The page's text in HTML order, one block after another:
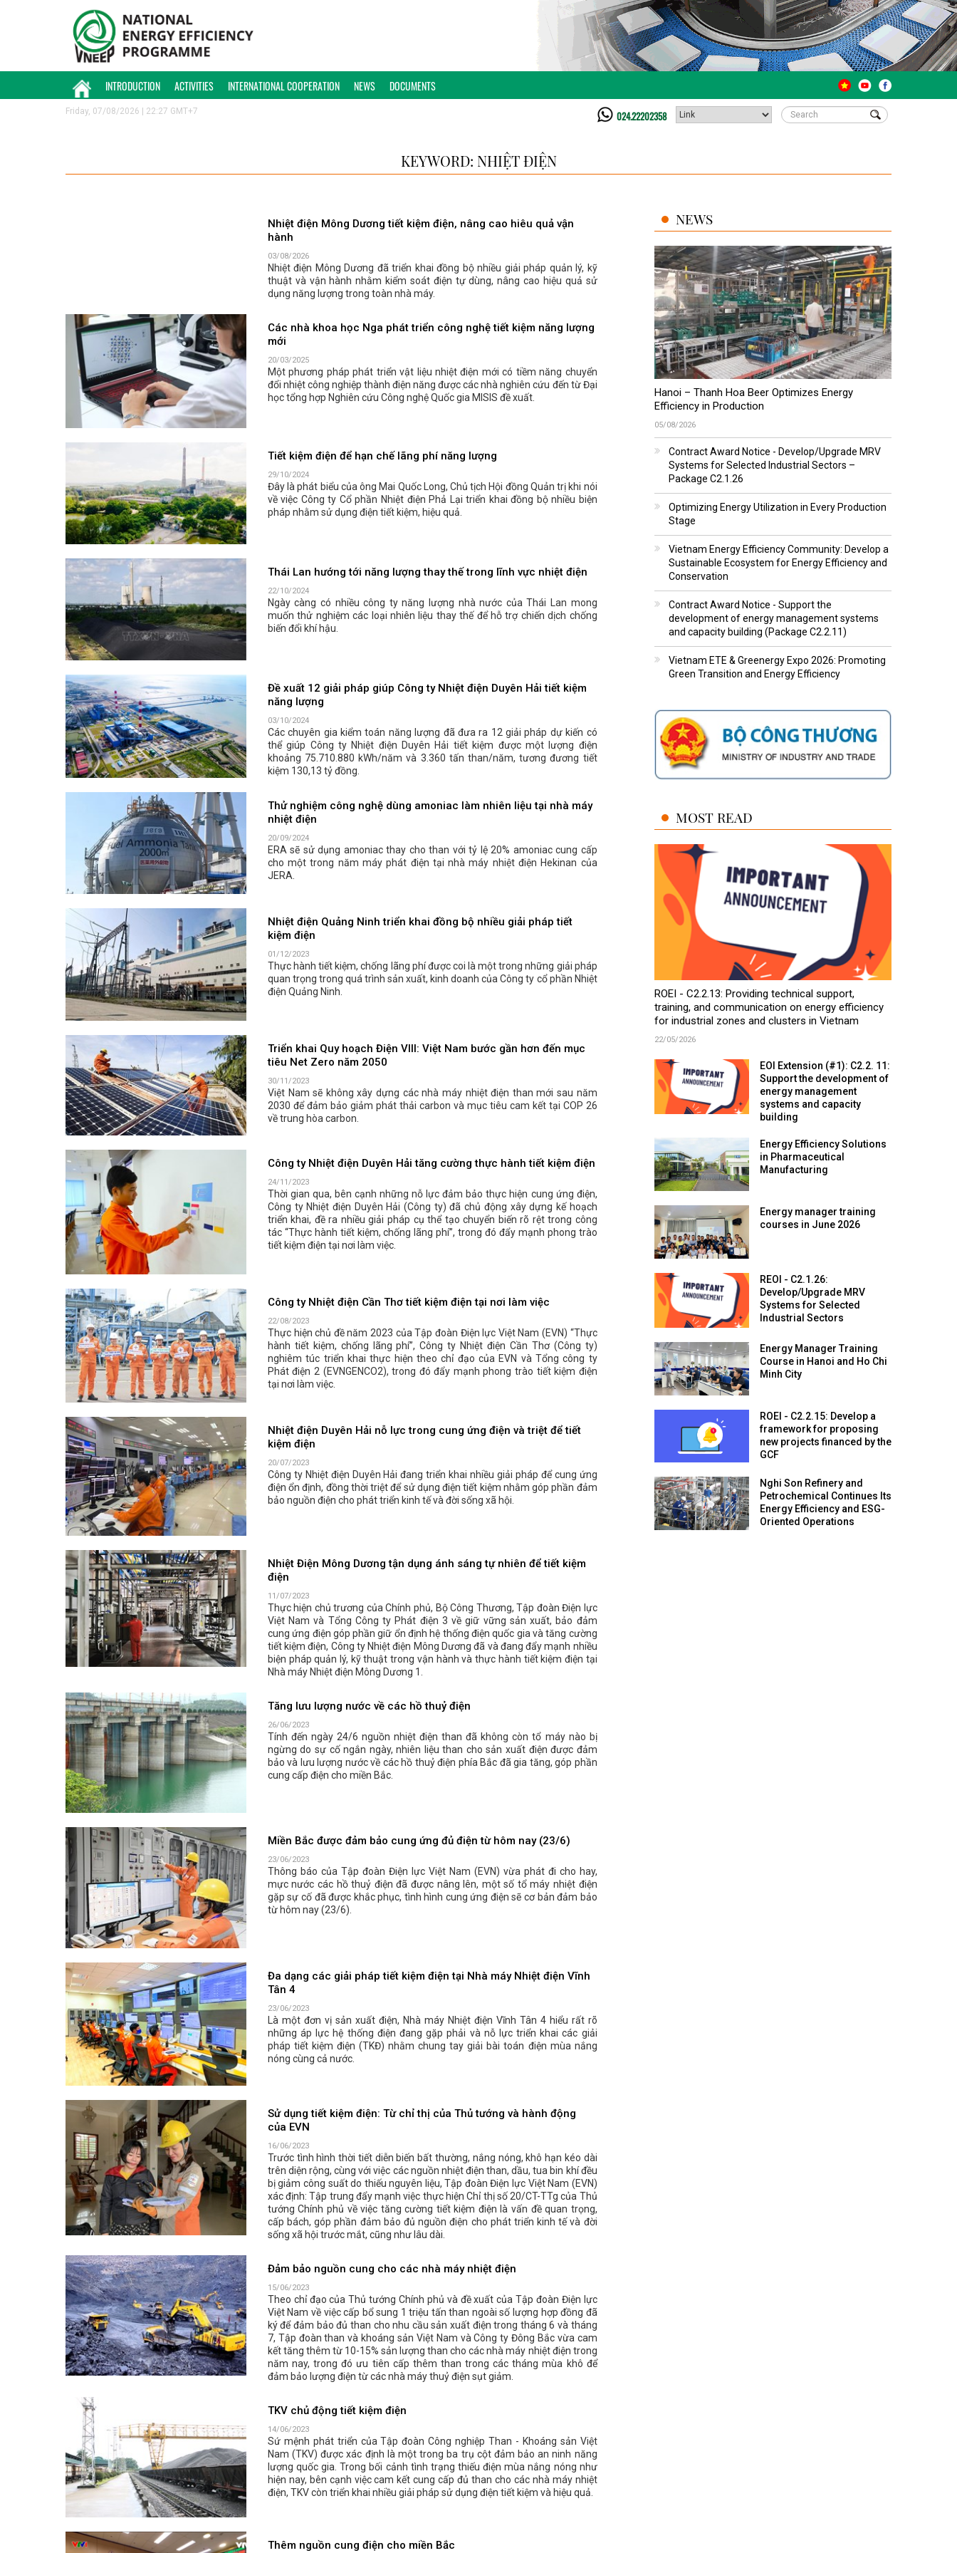
INTRODUCTION ACTIVITIES INTERNATIONAL COOPERATION NEWS DOCUMENTS
Friday, 07/08/2026 | 22:27 GMT+7 024.22202358
KEYWORD: NHIỆT ĐIỆN
Nhiệt điện Mông Dương tiết kiệm điện, nâng cao hiêu quả vận
hành
03/08/2026
Nhiệt điện Mông Dương đã triển khai đồng bộ nhiều giải pháp quản lý, kỹ
thuật và vận hành nhằm kiểm soát điện tự dùng, nâng cao hiệu quả sử
dụng năng lượng trong toàn nhà máy.
Các nhà khoa học Nga phát triển công nghệ tiết kiệm năng lượng
mới
20/03/2025
Một phương pháp phát triển vật liệu nhiệt điện mới có tiềm năng chuyển
đổi nhiệt công nghiệp thành điện năng được các nhà nghiên cứu đến từ Đại
học tổng hợp Nghiên cứu Công nghệ Quốc gia MISIS đề xuất.
Tiết kiệm điện để hạn chế lãng phí năng lượng
29/10/2024
Đây là phát biểu của ông Mai Quốc Long, Chủ tịch Hội đồng Quản trị khi nói
về việc Công ty Cổ phần Nhiệt điện Phả Lại triển khai đồng bộ nhiều biện
pháp nhằm sử dụng điện tiết kiệm, hiệu quả.
Thái Lan hướng tới năng lượng thay thế trong lĩnh vực nhiệt điện
22/10/2024
Ngày càng có nhiều công ty năng lượng nhà nước của Thái Lan mong
muốn thử nghiệm các loại nhiên liệu thay thế để hỗ trợ chiến dịch chống
biến đổi khí hậu.
Đề xuất 12 giải pháp giúp Công ty Nhiệt điện Duyên Hải tiết kiệm
năng lượng
03/10/2024
Các chuyên gia kiểm toán năng lượng đã đưa ra 12 giải pháp dự kiến có
thể giúp Công ty Nhiệt điện Duyên Hải tiết kiệm được một lượng điện
khoảng 75.710.880 kWh/năm và 3.360 tấn than/năm, tương đương tiết
kiệm 130,13 tỷ đồng.
Thử nghiệm công nghệ dùng amoniac làm nhiên liệu tại nhà máy
nhiệt điện
20/09/2024
ERA sẽ sử dụng amoniac thay cho than với tỷ lệ 20% amoniac cung cấp
cho một trong năm máy phát điện tại nhà máy nhiệt điện Hekinan của
JERA.
Nhiệt điện Quảng Ninh triển khai đồng bộ nhiều giải pháp tiết
kiệm điện
01/12/2023
Thực hành tiết kiệm, chống lãng phí được coi là một trong những giải pháp
quan trọng trong quá trình sản xuất, kinh doanh của Công ty cổ phần Nhiệt
điện Quảng Ninh.
Triển khai Quy hoạch Điện VIII: Việt Nam bước gần hơn đến mục
tiêu Net Zero năm 2050
30/11/2023
Việt Nam sẽ không xây dựng các nhà máy nhiệt điện than mới sau năm
2030 để đảm bảo giảm phát thải carbon và mục tiêu cam kết tại COP 26
về trung hòa carbon.
Công ty Nhiệt điện Duyên Hải tăng cường thực hành tiết kiệm điện
24/11/2023
Thời gian qua, bên cạnh những nỗ lực đảm bảo thực hiện cung ứng điện,
Công ty Nhiệt điện Duyên Hải (Công ty) đã chủ động xây dựng kế hoạch
triển khai, đề ra nhiều giải pháp cụ thể tạo chuyển biến rõ rệt trong công
tác “Thực hành tiết kiệm, chống lãng phí”, trong đó đẩy mạnh phong trào
tiết kiệm điện tại nơi làm việc.
Công ty Nhiệt điện Cần Thơ tiết kiệm điện tại nơi làm việc
22/08/2023
Thực hiện chủ đề năm 2023 của Tập đoàn Điện lực Việt Nam (EVN) “Thực
hành tiết kiệm, chống lãng phí”, Công ty Nhiệt điện Cần Thơ (Công ty)
nghiêm túc triển khai thực hiện theo chỉ đạo của EVN và Tổng công ty
Phát điện 2 (EVNGENCO2), trong đó đẩy mạnh phong trào tiết kiệm điện
tại nơi làm việc.
Nhiệt điện Duyên Hải nỗ lực trong cung ứng điện và triệt để tiết
kiệm điện
20/07/2023
Công ty Nhiệt điện Duyên Hải đang triển khai nhiều giải pháp để cung ứng
điện ổn định, đồng thời triệt để sử dụng điện tiết kiệm nhằm góp phần đảm
bảo nguồn điện cho phát triển kinh tế và đời sống xã hội.
Nhiệt Điện Mông Dương tận dụng ánh sáng tự nhiên để tiết kiệm
điện
11/07/2023
Thực hiện chủ trương của Chính phủ, Bộ Công Thương, Tập đoàn Điện lực
Việt Nam và Tổng Công ty Phát điện 3 về giữ vững sản xuất, bảo đảm
cung ứng điện góp phần giữ ổn định hệ thống điện quốc gia và tăng cường
tiết kiệm điện, Công ty Nhiệt điện Mông Dương đã và đang đẩy mạnh nhiều
biện pháp quản lý, kỹ thuật trong vận hành và thực hành tiết kiệm điện tại
Nhà máy Nhiệt điện Mông Dương 1.
Tăng lưu lượng nước về các hồ thuỷ điện
26/06/2023
Tính đến ngày 24/6 nguồn nhiệt điện than đã không còn tổ máy nào bị
ngừng do sự cố ngắn ngày, nhiên liệu than cho sản xuất điện được đảm
bảo và lưu lượng nước về các hồ thuỷ điện phía Bắc đã gia tăng, góp phần
cung cấp điện cho miền Bắc.
Miền Bắc được đảm bảo cung ứng đủ điện từ hôm nay (23/6)
23/06/2023
Thông báo của Tập đoàn Điện lực Việt Nam (EVN) vừa phát đi cho hay,
mực nước các hồ thuỷ điện đã được nâng lên, một số tổ máy nhiệt điện
gặp sự cố đã được khắc phục, tình hình cung ứng điện sẽ cơ bản đảm bảo
từ hôm nay (23/6).
Đa dạng các giải pháp tiết kiệm điện tại Nhà máy Nhiệt điện Vĩnh
Tân 4
23/06/2023
Là một đơn vị sản xuất điện, Nhà máy Nhiệt điện Vĩnh Tân 4 hiểu rất rõ
những áp lực hệ thống điện đang gặp phải và nỗ lực triển khai các giải
pháp tiết kiệm điện (TKĐ) nhằm chung tay giải bài toán điện mùa nắng
nóng cùng cả nước.
Sử dụng tiết kiệm điện: Từ chỉ thị của Thủ tướng và hành động
của EVN
16/06/2023
Trước tình hình thời tiết diễn biến bất thường, nắng nóng, khô hạn kéo dài
trên diện rộng, cùng với việc các nguồn nhiệt điện than, dầu, tua bin khí đều
bị giảm công suất do thiếu nguyên liệu, Tập đoàn Điện lực Việt Nam (EVN)
xác định: Tập trung đẩy mạnh việc thực hiện Chỉ thị số 20/CT-TTg của Thủ
tướng Chính phủ về việc tăng cường tiết kiệm điện là vấn đề quan trọng,
cấp bách, góp phần đảm bảo đủ nguồn điện cho phát triển kinh tế và đời
sống xã hội trước mắt, cũng như lâu dài.
Đảm bảo nguồn cung cho các nhà máy nhiệt điện
15/06/2023
Theo chỉ đạo của Thủ tướng Chính phủ và đề xuất của Tập đoàn Điện lực
Việt Nam về việc cấp bổ sung 1 triệu tấn than ngoài số lượng hợp đồng đã
ký để đảm bảo đủ than cho nhu cầu sản xuất điện trong tháng 6 và tháng
7, Tập đoàn than và khoáng sản Việt Nam và Công ty Đông Bắc vừa cam
kết tăng thêm từ 10-15% sản lượng than cho các nhà máy nhiệt điện trong
năm nay, trong đó ưu tiên cấp thêm than trong các tháng mùa khô để
đảm bảo lượng điện từ các nhà máy thuỷ điện sụt giảm.
TKV chủ động tiết kiệm điện
14/06/2023
Sứ mệnh phát triển của Tập đoàn Công nghiệp Than - Khoáng sản Việt
Nam (TKV) được xác định là một trong ba trụ cột đảm bảo an ninh năng
lượng quốc gia. Trong bối cảnh tình trạng thiếu điện mùa nắng nóng như
hiện nay, bên cạnh việc cam kết cung cấp đủ than cho các nhà máy nhiệt
điện, TKV còn triển khai nhiều giải pháp sử dụng điện tiết kiệm và hiệu quả.
Thêm nguồn cung điện cho miền Bắc
NEWS
Hanoi – Thanh Hoa Beer Optimizes Energy
Efficiency in Production
05/08/2026
Contract Award Notice - Develop/Upgrade MRV
Systems for Selected Industrial Sectors –
Package C2.1.26
Optimizing Energy Utilization in Every Production
Stage
Vietnam Energy Efficiency Community: Develop a
Sustainable Ecosystem for Energy Efficiency and
Conservation
Contract Award Notice - Support the
development of energy management systems
and capacity building (Package C2.2.11)
Vietnam ETE & Greenergy Expo 2026: Promoting
Green Transition and Energy Efficiency
MOST READ
ROEI - C2.2.13: Providing technical support,
training, and communication on energy efficiency
for industrial zones and clusters in Vietnam
22/05/2026
EOI Extension (#1): C2.2. 11:
Support the development of
energy management
systems and capacity
building
Energy Efficiency Solutions
in Pharmaceutical
Manufacturing
Energy manager training
courses in June 2026
REOI - C2.1.26:
Develop/Upgrade MRV
Systems for Selected
Industrial Sectors
Energy Manager Training
Course in Hanoi and Ho Chi
Minh City
ROEI - C2.2.15: Develop a
framework for proposing
new projects financed by the
GCF
Nghi Son Refinery and
Petrochemical Continues Its
Energy Efficiency and ESG-
Oriented Operations